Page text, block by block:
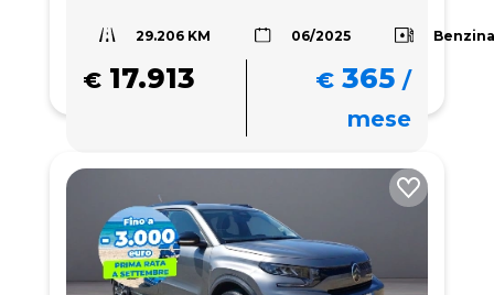
29.206 KM 06/2025
€ 17.913 € 365 /
mese